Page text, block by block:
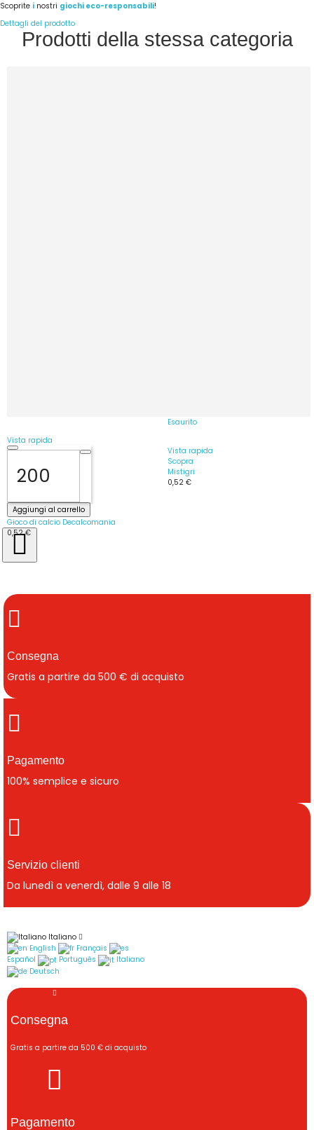
Scoprite i nostri giochi eco-responsabili!
Dettagli del prodotto
Prodotti della stessa categoria
Vista rapida
Aggiungi al carrello
Gioco di calcio Decalcomania
0,52 €
Esaurito
Vista rapida
Scopra
Mistigri
0,52 €
Consegna
Gratis a partire da 500 € di acquisto
Pagamento
100% semplice e sicuro
Servizio clienti
Da lunedì a venerdì, dalle 9 alle 18
Italiano
English
Français
Español
Português
Italiano
Deutsch
Consegna
Gratis a partire da 500 € di acquisto
Pagamento